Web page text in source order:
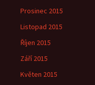
Prosinec 2015
Listopad 2015
Říjen 2015
Září 2015
Květen 2015